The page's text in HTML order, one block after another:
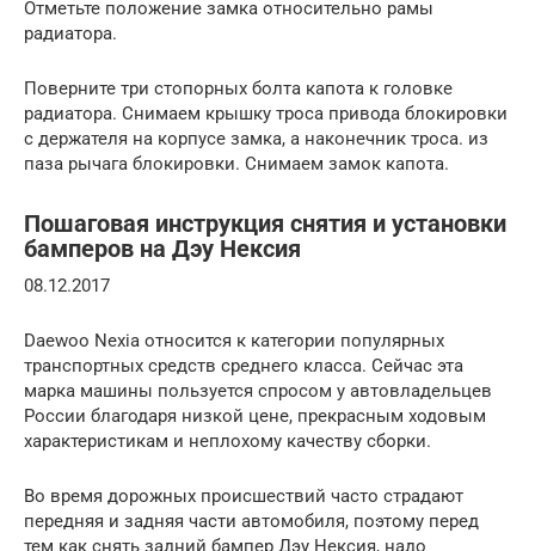
Отметьте положение замка относительно рамы
радиатора.
Поверните три стопорных болта капота к головке
радиатора. Снимаем крышку троса привода блокировки
с держателя на корпусе замка, а наконечник троса. из
паза рычага блокировки. Снимаем замок капота.
Пошаговая инструкция снятия и установки
бамперов на Дэу Нексия
08.12.2017
Daewoo Nexia относится к категории популярных
транспортных средств среднего класса. Сейчас эта
марка машины пользуется спросом у автовладельцев
России благодаря низкой цене, прекрасным ходовым
характеристикам и неплохому качеству сборки.
Во время дорожных происшествий часто страдают
передняя и задняя части автомобиля, поэтому перед
тем как снять задний бампер Дэу Нексия, надо